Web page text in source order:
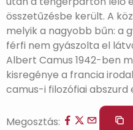
összetűzésbe került. A
melyik a nagyobb bűn: a
férfi nem gyászolta el
Albert Camus 1942-ben
kisregénye a francia
camus-i filozófiai abszurd
Megosztás: